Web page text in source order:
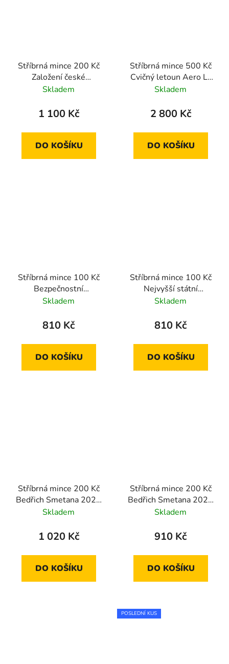
Stříbrná mince 200 Kč
Založení české
spořitelny Böhmische
standard
Skladem
1 100 Kč
DO KOŠÍKU
Stříbrná mince 500 Kč
Cvičný letoun Aero L-
39 Albatros 2025
Skladem
2 800 Kč
DO KOŠÍKU
Stříbrná mince 100 Kč
Bezpečnostní
informační služba 2024
Skladem
810 Kč
DO KOŠÍKU
Stříbrná mince 100 Kč
Nejvyšší státní
zastupitelství 2024
Skladem
810 Kč
DO KOŠÍKU
Stříbrná mince 200 Kč
Bedřich Smetana 2024
proof
Skladem
1 020 Kč
DO KOŠÍKU
Stříbrná mince 200 Kč
Bedřich Smetana 2024
standard
Skladem
910 Kč
DO KOŠÍKU
POSLEDNÍ KUS